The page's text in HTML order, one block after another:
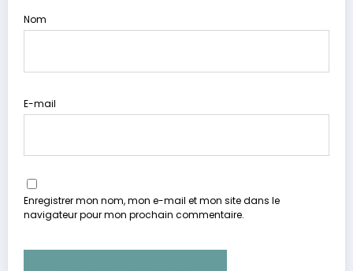
Nom
E-mail
Enregistrer mon nom, mon e-mail et mon site dans le
navigateur pour mon prochain commentaire.